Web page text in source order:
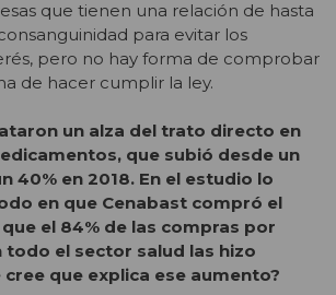
que tienen una relación de hasta
para evitar los
pero no hay forma de comprobar
de hacer cumplir la ley.
un alza del trato directo en
que subió desde un
40% en 2018. En el estudio lo
en que Cenabast compró el
el 84% de las compras por
el sector salud las hizo
cree que explica ese aumento?